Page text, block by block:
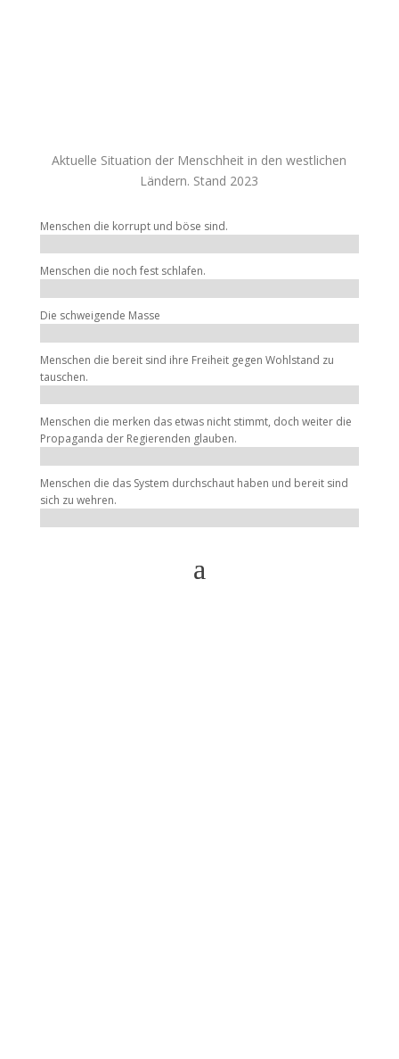
Aktuelle Situation der Menschheit in den westlichen
Ländern. Stand 2023
Menschen die korrupt und böse sind.
Menschen die noch fest schlafen.
Die schweigende Masse
Menschen die bereit sind ihre Freiheit gegen Wohlstand zu
tauschen.
Menschen die merken das etwas nicht stimmt, doch weiter die
Propaganda der Regierenden glauben.
Menschen die das System durchschaut haben und bereit sind
sich zu wehren.